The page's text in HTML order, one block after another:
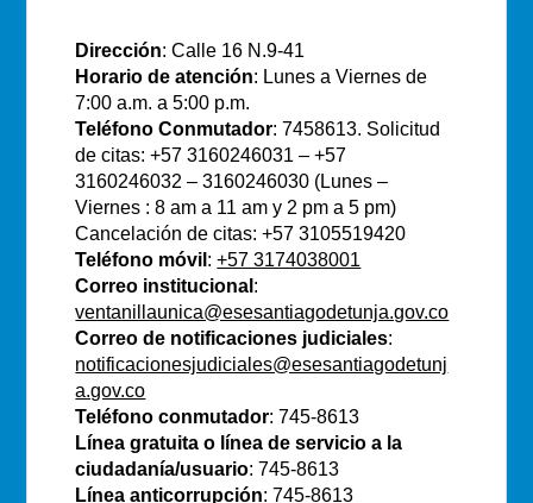
Dirección: Calle 16 N.9-41
Horario de atención: Lunes a Viernes de
7:00 a.m. a 5:00 p.m.
Teléfono Conmutador: 7458613. Solicitud
de citas: +57 3160246031 – +57
3160246032 – 3160246030 (Lunes –
Viernes : 8 am a 11 am y 2 pm a 5 pm)
Cancelación de citas: +57 3105519420
Teléfono móvil :+57 3174038001
Correo institucional :
ventanillaunica@esesantiagodetunja.gov.co
Correo de notificaciones judiciales:
notificacionesjudiciales@esesantiagodetunj
a.gov.co
Teléfono conmutador: 745-8613
Línea gratuita o línea de servicio a la
ciudadanía/usuario: 745-8613
Línea anticorrupción: 745-8613